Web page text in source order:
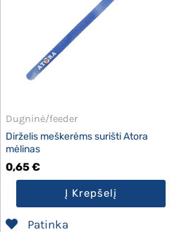
Dugninė/feeder
Dirželis meškerėms surišti Atora
mėlinas
0,65€
Į Krepšelį
Patinka